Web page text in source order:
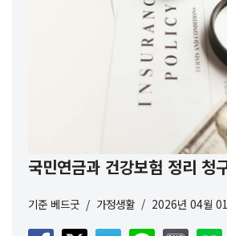
국민연금과 건강보험 정리 청
기준 베드굿 가정생활 2026년 04월